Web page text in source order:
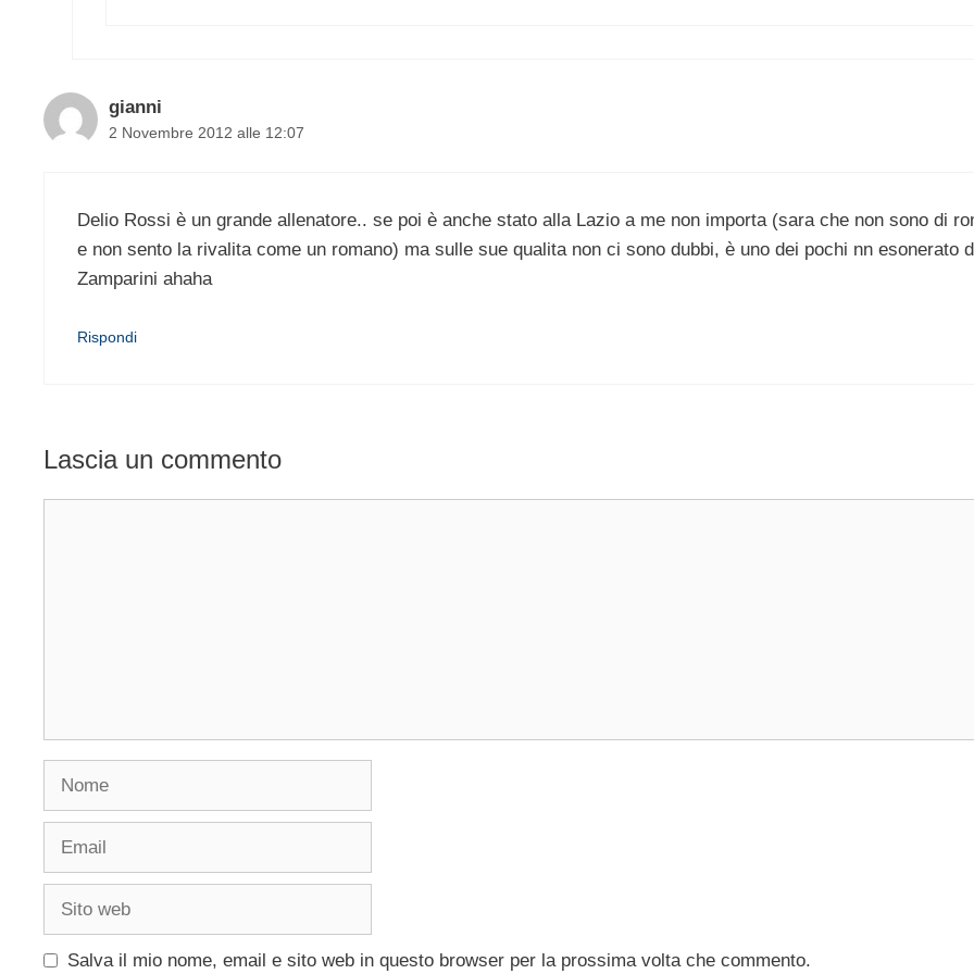
gianni
2 Novembre 2012 alle 12:07
Delio Rossi è un grande allenatore.. se poi è anche stato alla Lazio a me non importa (sara che non sono di
e non sento la rivalita come un romano) ma sulle sue qualita non ci sono dubbi, è uno dei pochi nn esonerato
Zamparini ahaha
Rispondi
Lascia un commento
Nome
Email
Sito
Salva il mio nome, email e sito web in questo browser per la prossima volta che commento.